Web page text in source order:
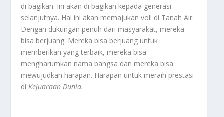
di bagikan. Ini akan di bagikan kepada generasi
selanjutnya. Hal ini akan memajukan voli di Tanah Air.
Dengan dukungan penuh dari masyarakat, mereka
bisa berjuang. Mereka bisa berjuang untuk
memberikan yang terbaik, mereka bisa
mengharumkan nama bangsa dan mereka bisa
mewujudkan harapan. Harapan untuk meraih prestasi
diKejuaraan Dunia.